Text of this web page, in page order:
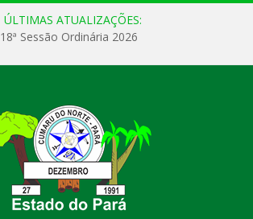
ÚLTIMAS ATUALIZAÇÕES:
18ª Sessão Ordinária 2026